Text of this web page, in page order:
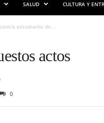
SALUD CULTURA Y
estudiante de...
actos
0